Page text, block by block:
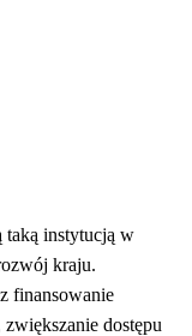
taką instytucją w
kraju.
finansowanie
dostępu